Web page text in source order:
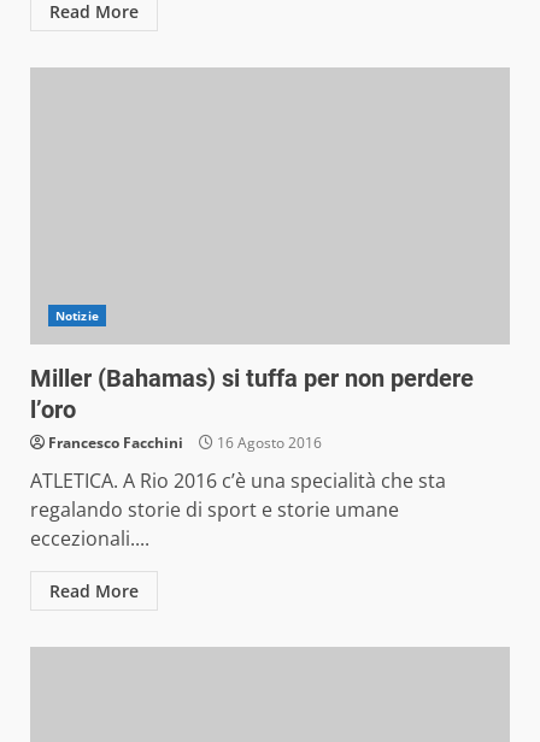
Read More
Notizie
Miller (Bahamas) si tuffa per non perdere
l’oro
Francesco Facchini 16 Agosto 2016
ATLETICA. A Rio 2016 c’è una specialità che sta
regalando storie di sport e storie umane
eccezionali....
Read More